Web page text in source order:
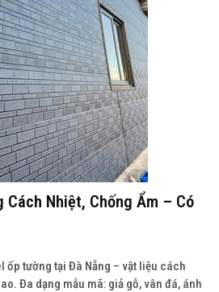
Cách Nhiệt, Chống Ẩm – Có
ốp tường tại Đà Nẵng – vật liệu cách
Đa dạng mẫu mã: giả gỗ, vân đá, ánh